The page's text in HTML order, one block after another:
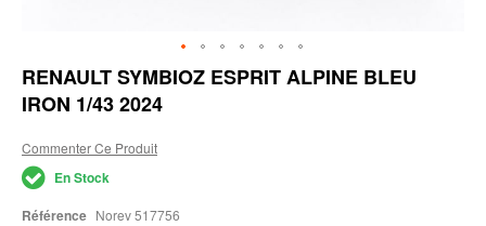
Skip
to
the
of
the
images
RENAULT SYMBIOZ ESPRIT ALPINE BLEU
IRON 1/43 2024
Commenter Ce Produit
En Stock
Référence Norev 517756